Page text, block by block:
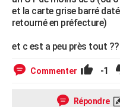
et la carte grise barré
retourné en préfecture)
et c est a peu près tout ??
Commenter -1
Répondre